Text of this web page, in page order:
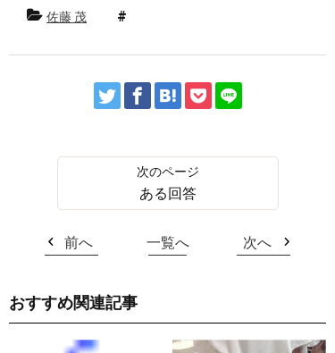
佐藤 茂
ある回答
前へ 一覧へ 次へ
おすすめ関連記事